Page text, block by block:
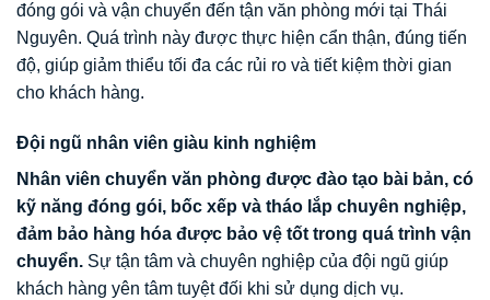
đóng gói và vận chuyển đến tận văn phòng mới tại Thái
Nguyên. Quá trình này được thực hiện cẩn thận, đúng tiến
độ, giúp giảm thiểu tối đa các rủi ro và tiết kiệm thời gian
cho khách hàng.
Đội ngũ nhân viên giàu kinh nghiệm
Nhân viên chuyển văn phòng được đào tạo bài bản, có
kỹ năng đóng gói, bốc xếp và tháo lắp chuyên nghiệp,
đảm bảo hàng hóa được bảo vệ tốt trong quá trình vận
chuyển. Sự tận tâm và chuyên nghiệp của đội ngũ giúp
khách hàng yên tâm tuyệt đối khi sử dụng dịch vụ.